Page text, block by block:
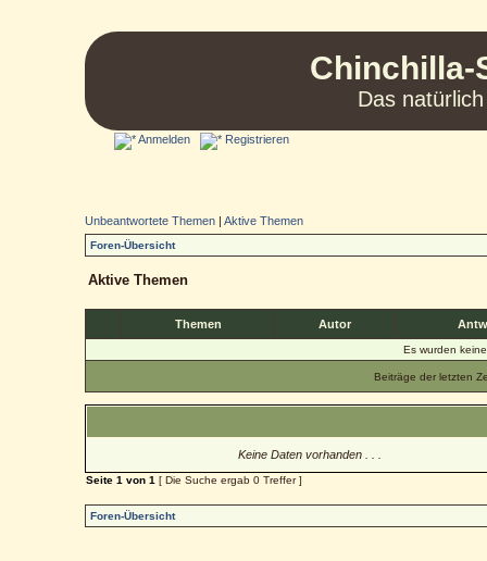
Chinchilla-
Das
Anmelden Registrieren
Unbeantwortete Themen |Aktive Themen
Foren-Übersicht
Aktive Themen
Themen Autor
Es wurden
Beiträge der letzten
Keine Daten vorhanden . . .
Seite1 von1 [ Die Suche ergab 0 Treffer ]
Foren-Übersicht